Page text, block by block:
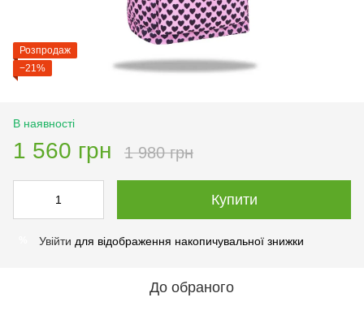
Розпродаж
−21%
В наявності
1 560 грн 1 980 грн
Купити
Увійти для відображення накопичувальної знижки
До обраного